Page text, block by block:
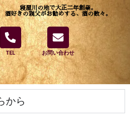
寝屋川の地で大正二年創業。
酒好きの親父がお勧めする、酒の数々。
TEL お問い合わせ
から